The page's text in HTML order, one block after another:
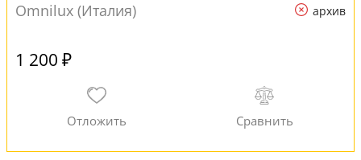
Omnilux (Италия)
архив
1 200 ₽